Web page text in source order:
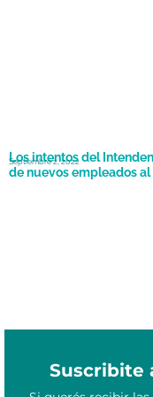
Los intentos del
de nuevos empleados
Septiembre 2, 2022
Suscribite